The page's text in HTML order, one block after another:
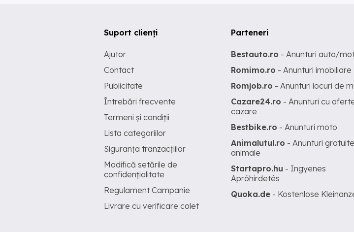
Suport clienți
Ajutor
Contact
Publicitate
Întrebări frecvente
Termeni și condiții
Lista categoriilor
Siguranța tranzacțiilor
Modifică setările de
confidențialitate
Regulament Campanie
Livrare cu verificare colet
Parteneri
Bestauto.ro - Anunturi auto/
Romimo.ro - Anunturi imobiliare
Romjob.ro - Anunturi locuri de
Cazare24.ro - Anunturi cu
cazare
Bestbike.ro - Anunturi moto
Animalutul.ro - Anunturi gratuite
animale
Startapro.hu - Ingyenes
Apróhirdetés
Quoka.de - Kostenlose